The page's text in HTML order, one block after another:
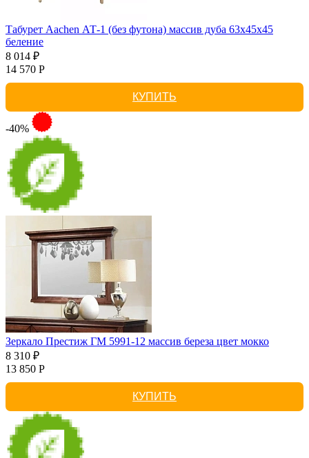
Табурет Aachen АТ-1 (без футона) массив дуба 63х45х45
беление
8 014 ₽
14 570 Р
КУПИТЬ
-40%
Зеркало Престиж ГМ 5991-12 массив береза цвет мокко
8 310 ₽
13 850 Р
КУПИТЬ